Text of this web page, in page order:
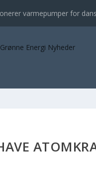
varmepumper for